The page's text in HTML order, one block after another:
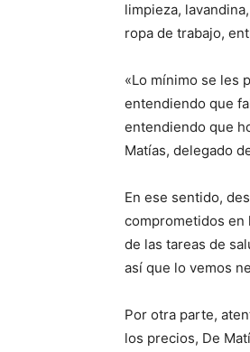
limpieza,
ropa de trabajo,
«Lo mínimo se les
entendiendo que
entendiendo que
Matías, delegado
En ese sentido,
comprometidos en
de las tareas de
así que lo vemos
Por otra parte,
los precios, De